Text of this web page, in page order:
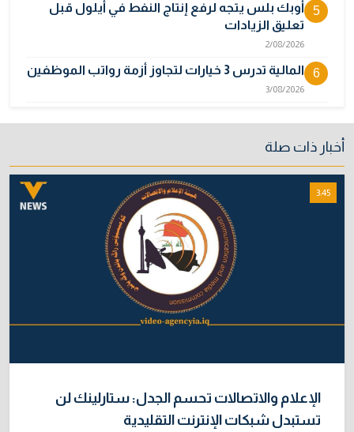
5
أوبك بلس يتجه لرفع إنتاج النفط في أيلول قبل
تعليق الزيادات
2/08/2026
6 المالية تدرس 3 خيارات لتجاوز أزمة رواتب الموظفين
3/08/2026
4/08/2026
8
خطر "إيبولا" يتضاعف.. ارتفاع عدد الإصابات
خبراء: 70 بالمئة من نفط الخليج لا يملك بديلاً عن
متحدث رسمي يكشف خيارات الحكومة لتجاوز أزمة
أخبار ذات صلة
3:45
الإعلام والاتصالات تحسم الجدل: ستارلينك لن
تستبدل شبكات الإنترنت التقليدية